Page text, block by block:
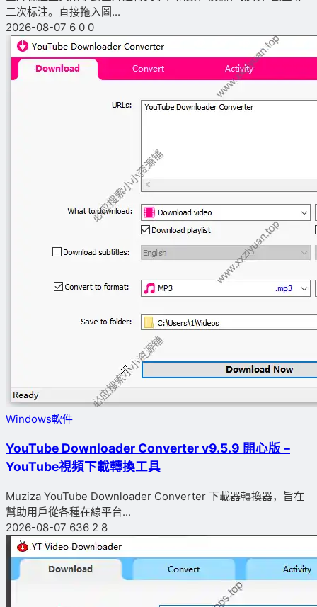
二次标注。直接拖入圖...
2026-08-07 6 0 0
Windows軟件
YouTube Downloader Converter v9.5.9 開心版 –
YouTube視頻下載轉換工具
Muziza YouTube Downloader Converter 下載器轉換器，旨在
幫助用戶從各種在線平台...
2026-08-07 636 2 8